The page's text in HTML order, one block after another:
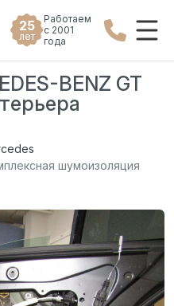
25
лет
Работаем
с 2001
года
BENZ GT
шумоизоляция